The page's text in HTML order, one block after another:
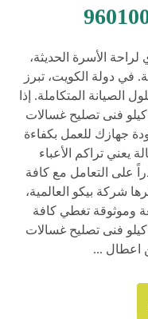
لراحة الأسرة الحديثة،
في دولة الكويت، تبرز
الصيانة المتكاملة. إذا
كنت تعاني من اعطال غسالة بيكو 7 كيلو فنى تصليح غسالات
جهازك للعمل بكفاءة
يعني تراكم الأعباء
على التعامل مع كافة
شركة بيكو العالمية،
وموثوقة تغطي كافة
مناطق الدولة. اعطال غسالة بيكو 7 كيلو فنى تصليح غسالات
اعطال ...